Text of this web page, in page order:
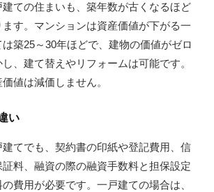
ての住まいも、築年数が古くなるほど
す。マンションは資産価値が下がる一
築25～30年ほどで、建物の価値がゼロ
、建て替えやリフォームは可能です。
値は減価しません。
い
てでも、契約書の印紙や登記費用、信
料、融資の際の融資手数料と担保設定
費用が必要です。一戸建ての場合は、